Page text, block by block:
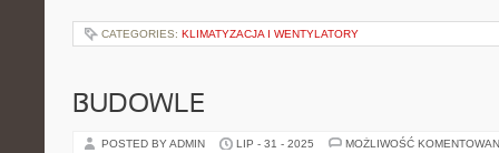
CATEGORIES: KLIMATYZACJA I WENTYLATORY
BUDOWLE
POSTED BY ADMIN LIP - 31 - 2025 MOŻLIWOŚĆ